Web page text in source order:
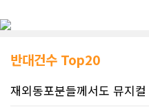
반대건수 Top20